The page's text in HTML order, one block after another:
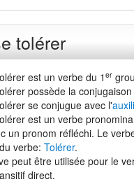
tolérer
est un verbe du 1 er
possède la
se conjugue avec l'
est un verbe
un pronom réfléchi. Le
verbe: Tolérer.
peut être utilisée pour le
direct.